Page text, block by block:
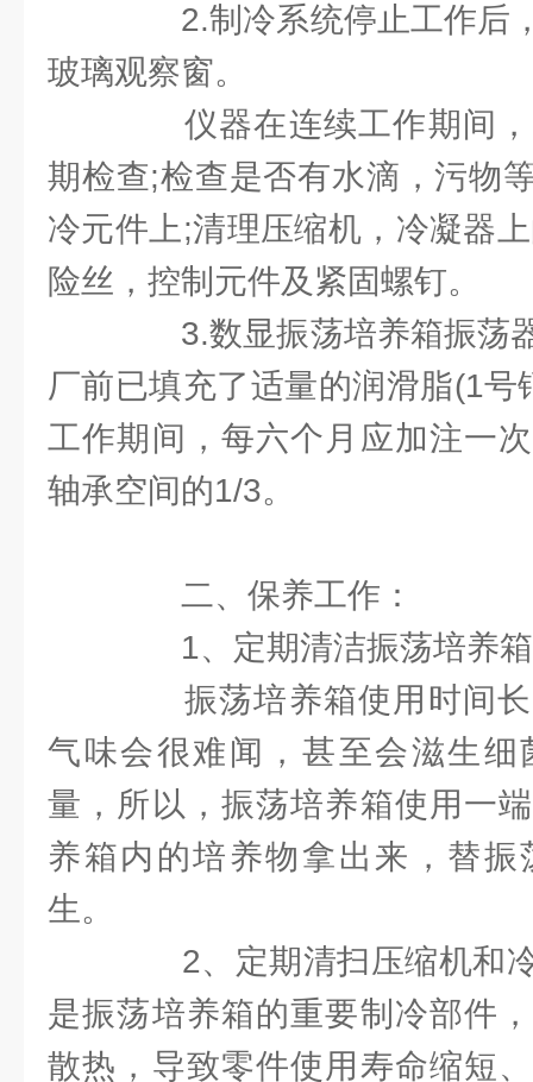
2.制冷系统停止工作后
玻璃观察窗。
仪器在连续工作期间，
期检查;检查是否有水滴，污物
冷元件上;清理压缩机，冷凝器
险丝，控制元件及紧固螺钉。
3.数显振荡培养箱振荡
厂前已填充了适量的润滑脂(1号
工作期间，每六个月应加注一
轴承空间的1/3。
二、保养工作：
1、定期清洁振荡培养
振荡培养箱使用时间长
气味会很难闻，甚至会滋生细
量，所以，振荡培养箱使用一
养箱内的培养物拿出来，替
生。
2、定期清扫压缩机和冷
是振荡培养箱的重要制冷部件
散热，导致零件使用寿命缩短